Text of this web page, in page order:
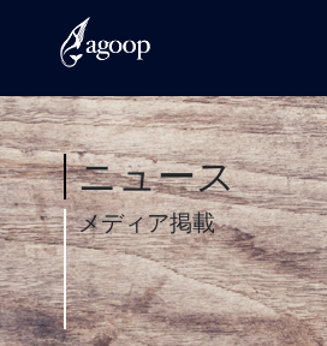
ニュース
メディア掲載